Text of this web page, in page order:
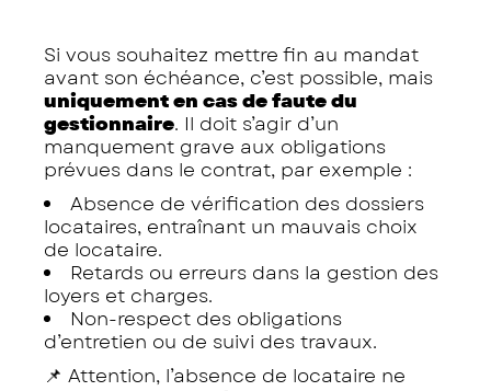
Si vous souhaitez mettre fin au mandat
avant son échéance, c’est possible, mais
uniquement en cas de faute du
gestionnaire. Il doit s’agir d’un
manquement grave aux obligations
prévues dans le contrat, par exemple :
Absence de vérification des dossiers
locataires, entraînant un mauvais choix
de locataire.
Retards ou erreurs dans la gestion des
loyers et charges.
Non-respect des obligations
d’entretien ou de suivi des travaux.
📌 Attention, l’absence de locataire ne